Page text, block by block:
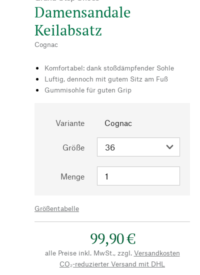
Damensandale
Keilabsatz
Cognac
Komfortabel: dank stoßdämpfender Sohle
Luftig, dennoch mit gutem Sitz am Fuß
Gummisohle für guten Grip
Variante Cognac
Größe
Menge
Größentabelle
99,90 €
alle Preise inkl. MwSt., zzgl. Versandkosten
CO₂-reduzierter Versand mit DHL